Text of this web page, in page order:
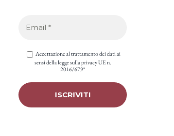
Accettazione al trattamento dei dati ai
sensi della legge sulla privacy UE n.
2016/679*